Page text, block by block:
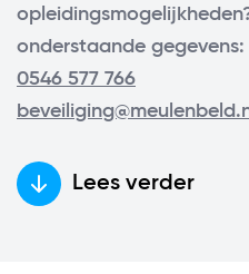
onderstaande gegevens:
0546 577 766
Lees verder